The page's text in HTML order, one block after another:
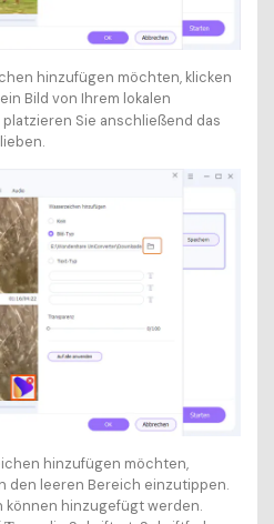
hinzufügen möchten, klicken
Bild von Ihrem lokalen
Sie anschließend das
hinzufügen möchten,
den leeren Bereich einzutippen.
können hinzugefügt werden.